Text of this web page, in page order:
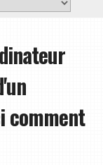
comment